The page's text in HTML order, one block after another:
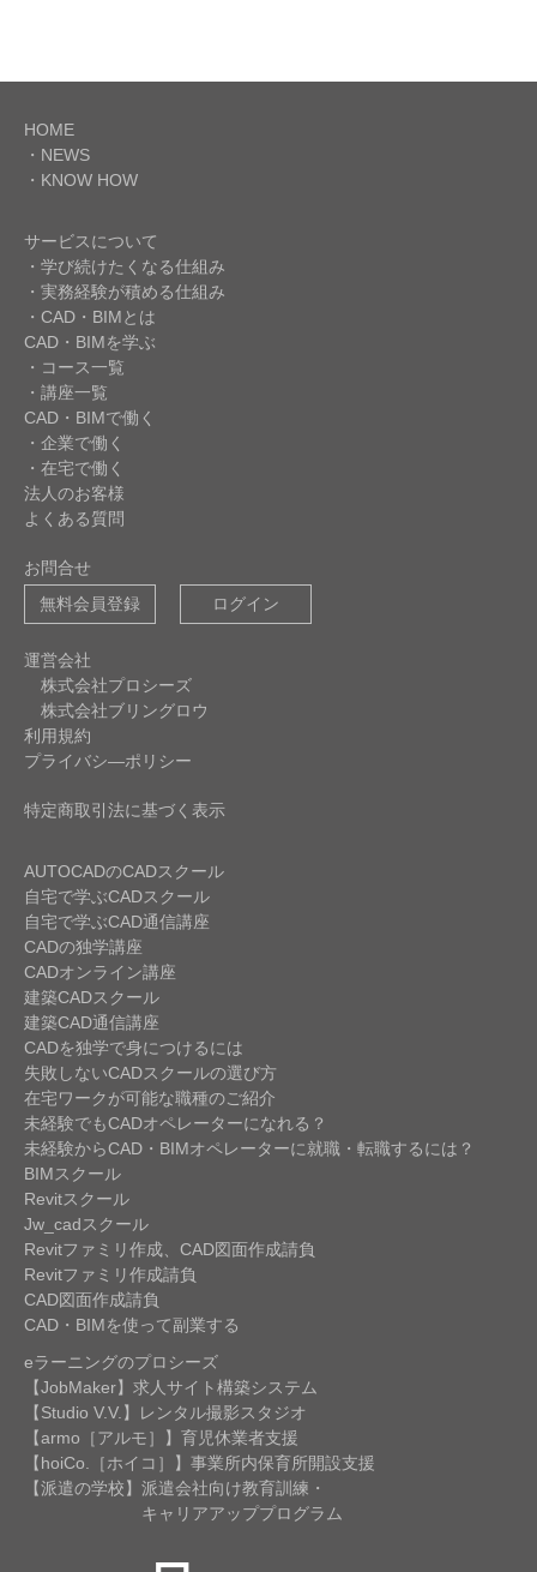
HOME
・NEWS
・KNOW HOW
サービスについて
・学び続けたくなる仕組み
・実務経験が積める仕組み
・CAD・BIMとは
CAD・BIMを学ぶ
・コース一覧
・講座一覧
CAD・BIMで働く
・企業で働く
・在宅で働く
法人のお客様
よくある質問
お問合せ
無料会員登録
ログイン
運営会社
株式会社プロシーズ
株式会社ブリングロウ
利用規約
プライバシ―ポリシー
特定商取引法に基づく表示
AUTOCADのCADスクール
自宅で学ぶCADスクール
自宅で学ぶCAD通信講座
CADの独学講座
CADオンライン講座
建築CADスクール
建築CAD通信講座
CADを独学で身につけるには
失敗しないCADスクールの選び方
在宅ワークが可能な職種のご紹介
未経験でもCADオペレーターになれる？
未経験からCAD・BIMオペレーターに就職・転職するには？
BIMスクール
Revitスクール
Jw_cadスクール
Revitファミリ作成、CAD図面作成請負
Revitファミリ作成請負
CAD図面作成請負
CAD・BIMを使って副業する
eラーニングのプロシーズ
【JobMaker】求人サイト構築システム
【Studio V.V.】レンタル撮影スタジオ
【armo［アルモ］】育児休業者支援
【hoiCo.［ホイコ］】事業所内保育所開設支援
【派遣の学校】派遣会社向け教育訓練・
キャリアアッププログラム